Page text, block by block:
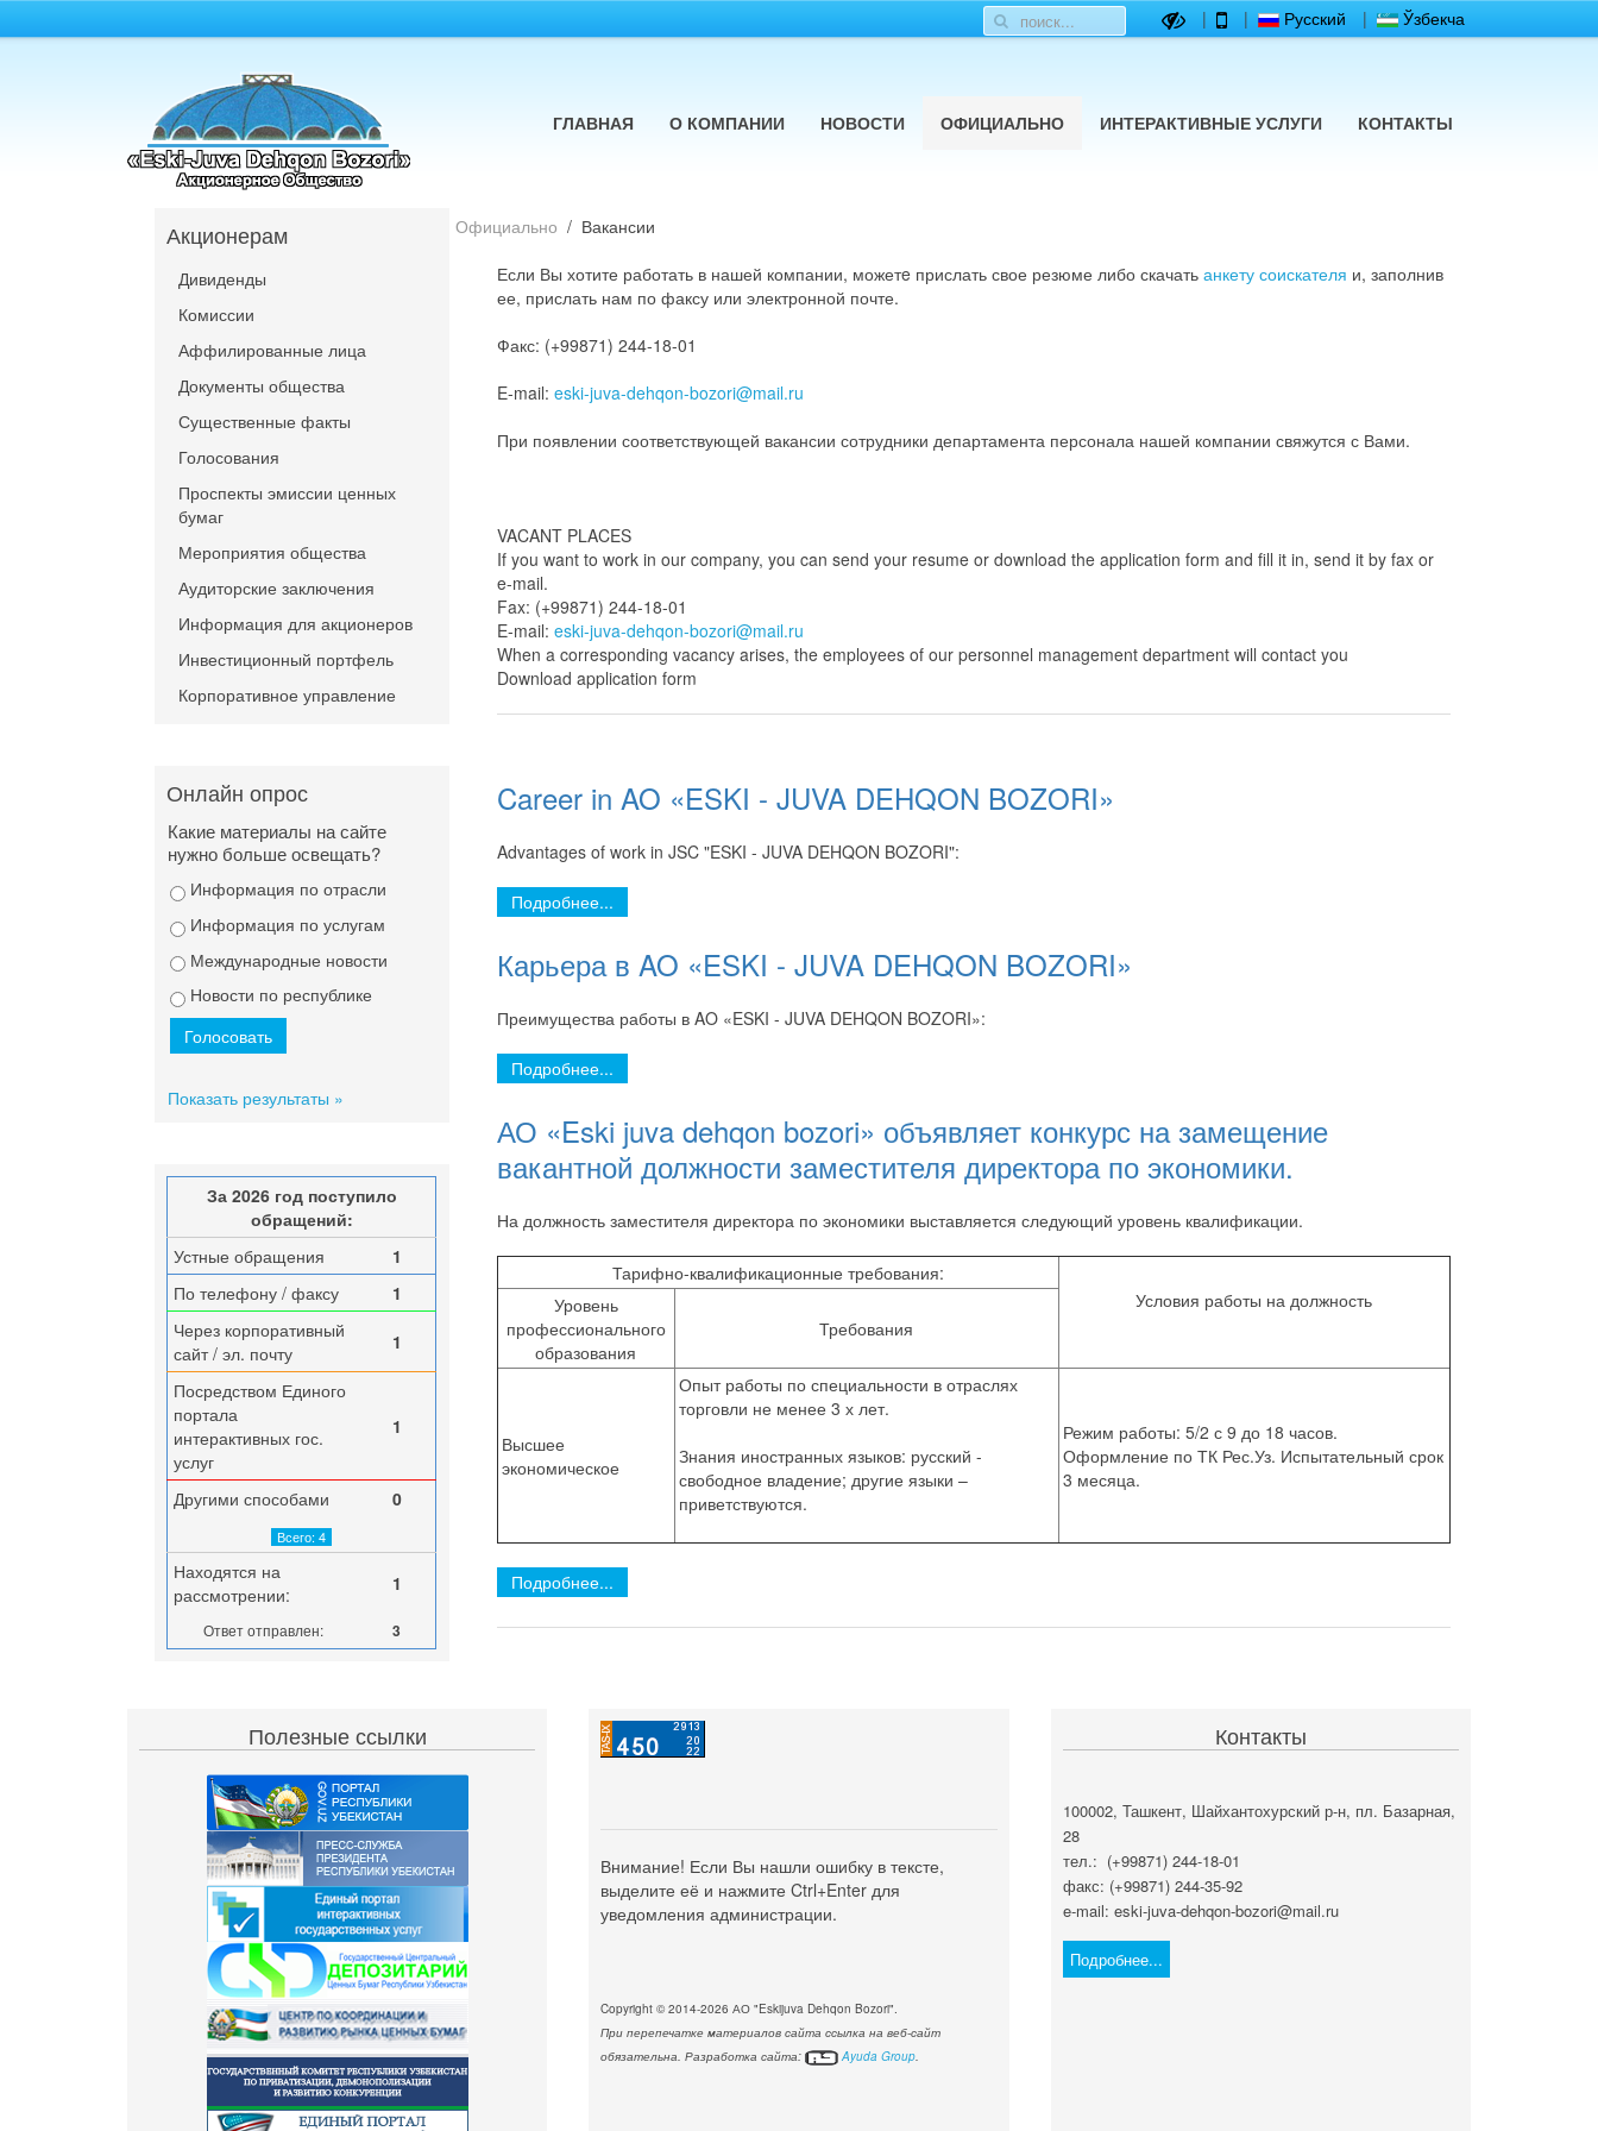
| | Русский | Ўзбекча
ГЛАВНАЯ О КОМПАНИИ НОВОСТИ ОФИЦИАЛЬНО ИНТЕРАКТИВНЫЕ УСЛУГИ КОНТАКТЫ
Официально
Вакансии
Если Вы хотите работать в нашей компании, можетe прислать свое резюме либо скачать анкету соискателя и, заполнив
ее, прислать нам по факсу или электронной почте.
Факс: (+99871) 244-18-01
E-mail: eski-juva-dehqon-bozori@mail.ru
При появлении соответствующей вакансии сотрудники департамента персонала нашей компании свяжутся с Вами.
VACANT PLACES
If you want to work in our company, you can send your resume or download the application form and fill it in, send it by fax or
e-mail.
Fax: (+99871) 244-18-01
E-mail: eski-juva-dehqon-bozori@mail.ru
When a corresponding vacancy arises, the employees of our personnel management department will contact you
Download application form
Career in AO «ESKI - JUVA DEHQON BOZORI»
Advantages of work in JSC "ESKI - JUVA DEHQON BOZORI":
Подробнее...
Карьера в AO «ESKI - JUVA DEHQON BOZORI»
Преимущества работы в AO «ESKI - JUVA DEHQON BOZORI»:
Подробнее...
АО «Eski juva dehqon bozori» объявляет конкурс на замещение
вакантной должности заместителя директора по экономики.
На должность заместителя директора по экономики выставляется следующий уровень квалификации.
Тарифно-квалификационные требования:
Условия работы на должность
Уровень
профессионального
образования
Требования
Высшее
экономическое
Опыт работы по специальности в отраслях
торговли не менее 3 х лет.
Знания иностранных языков: русский -
свободное владение; другие языки –
приветствуются.
Режим работы: 5/2 с 9 до 18 часов.
Оформление по ТК Рес.Уз. Испытательный срок
3 месяца.
Подробнее...
Акционерам
Дивиденды
Комиссии
Аффилированные лица
Документы общества
Существенные факты
Голосования
Проспекты эмиссии ценных
бумаг
Мероприятия общества
Аудиторские заключения
Информация для акционеров
Инвестиционный портфель
Корпоративное управление
Онлайн опрос
Какие материалы на сайте
нужно больше освещать?
Информация по отрасли
Информация по услугам
Международные новости
Новости по республике
Показать результаты »
За 2026 год поступило
обращений:
Устные обращения
1
По телефону / факсу
1
Через корпоративный
сайт / эл. почту
1
Посредством Единого
портала
интерактивных гос.
услуг
1
Другими способами 0
Всего: 4
Находятся на
рассмотрении:
1
Ответ отправлен: 3
Полезные ссылки
Внимание! Если Вы нашли ошибку в тексте,
выделите её и нажмите Ctrl+Enter для
уведомления администрации.
Copyright © 2014-2026 АО "Eskijuva Dehqon Bozori".
При перепечатке материалов сайта ссылка на веб-сайт
обязательна. Разработка сайта:
Ayuda Group.
Контакты
100002, Ташкент, Шайхантохурский р-н, пл. Базарная,
28
тел.: (+99871) 244-18-01
факс: (+99871) 244-35-92
e-mail: eski-juva-dehqon-bozori@mail.ru
Подробнее...